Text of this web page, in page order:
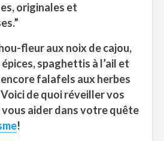
originales et
fleur aux noix de cajou,
spaghettis à l’ail et
falafels aux herbes
de quoi réveiller vos
aider dans votre quête
!